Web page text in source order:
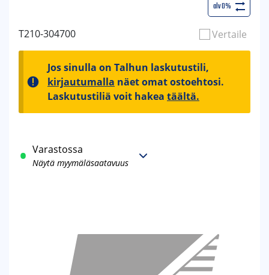
alv 0%
T210-304700 Vertaile
Jos sinulla on Talhun laskutustili,
kirjautumalla näet omat ostoehtosi.
Laskutustiliä voit hakea täältä.
Varastossa
Näytä myymäläsaatavuus